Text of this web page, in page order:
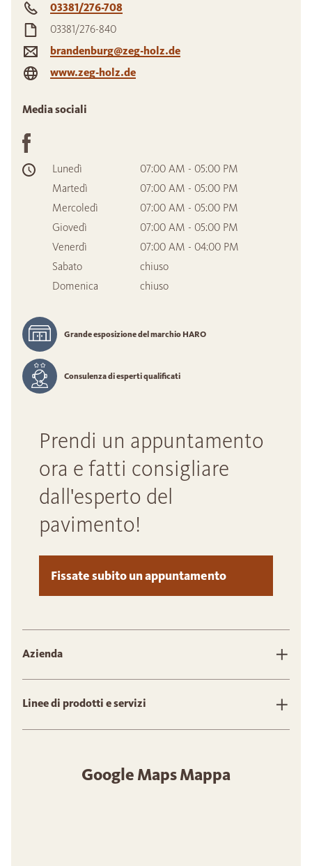
03381/276-708
03381/276-840
brandenburg@zeg-holz.de
www.zeg-holz.de
Media sociali
Lunedì
07:00 AM - 05:00 PM
Martedì
07:00 AM - 05:00 PM
Mercoledì
07:00 AM - 05:00 PM
Giovedì
07:00 AM - 05:00 PM
Venerdì
07:00 AM - 04:00 PM
Sabato
chiuso
Domenica
chiuso
Grande esposizione del marchio HARO
Consulenza di esperti qualificati
Prendi un appuntamento
ora e fatti consigliare
dall'esperto del
pavimento!
Fissate subito un appuntamento
Azienda
Linee di prodotti e servizi
Google Maps Mappa